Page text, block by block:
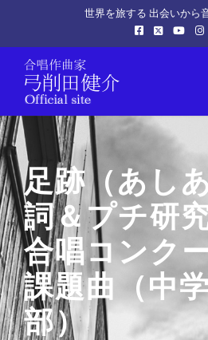
世界を旅する 出会いから
足跡（あし
詞＆プチ研
合唱コンク
課題曲（中
部）